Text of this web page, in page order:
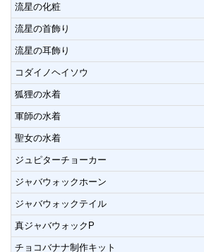
流星の化粧
流星の首飾り
流星の耳飾り
コダイノヘイソウ
狐狸の水着
軍師の水着
聖女の水着
ジュピターチョーカー
ジャバウォックホーン
ジャバウォックテイル
真ジャバウォックP
チョコバナナ制作キット